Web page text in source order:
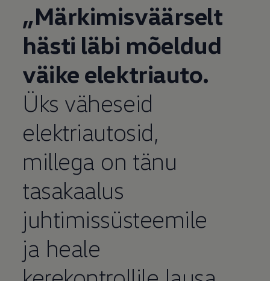
„Märkimisväärselt
hästi läbi mõeldud
väike elektriauto.
Üks väheseid
elektriautosid,
millega on tänu
tasakaalus
juhtimissüsteemile
ja heale